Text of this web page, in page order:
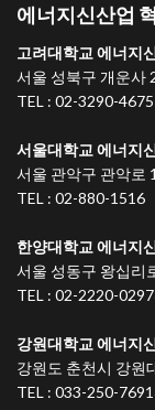
에너지신산업
고려대학교 에너지
서울 성북구 개운사
TEL : 02-3290-4675
서울대학교 에너지
서울 관악구 관악로
TEL : 02-880-1516
한양대학교 에너지
서울 성동구 왕십리
TEL : 02-2220-
강원대학교 에너지
강원도 춘천시 강원
TEL : 033-250-